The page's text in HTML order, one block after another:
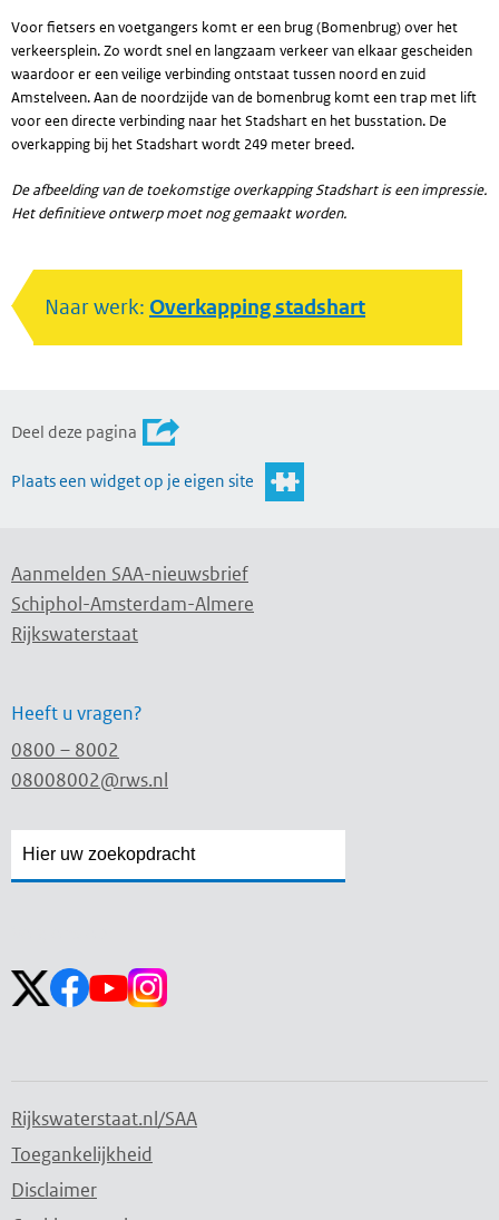
Voor fietsers en voetgangers komt er een brug (Bomenbrug) over het
verkeersplein. Zo wordt snel en langzaam verkeer van elkaar gescheiden
waardoor er een veilige verbinding ontstaat tussen noord en zuid
Amstelveen. Aan de noordzijde van de bomenbrug komt een trap met lift
voor een directe verbinding naar het Stadshart en het busstation. De
overkapping bij het Stadshart wordt 249 meter breed.
De afbeelding van de toekomstige overkapping Stadshart is een impressie.
Het definitieve ontwerp moet nog gemaakt worden.
Naar werk: Overkapping stadshart
Deel deze pagina
Plaats een widget op je eigen site
Aanmelden SAA-nieuwsbrief
Schiphol-Amsterdam-Almere
Rijkswaterstaat
Heeft u vragen?
0800 – 8002
08008002@rws.nl
Rijkswaterstaat.nl/SAA
Toegankelijkheid
Disclaimer